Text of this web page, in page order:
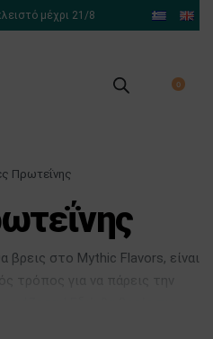
μέχρι 21/8
0
Πρωτεΐνης
στο Mythic Flavors, είναι
τρόπος για να πάρεις την